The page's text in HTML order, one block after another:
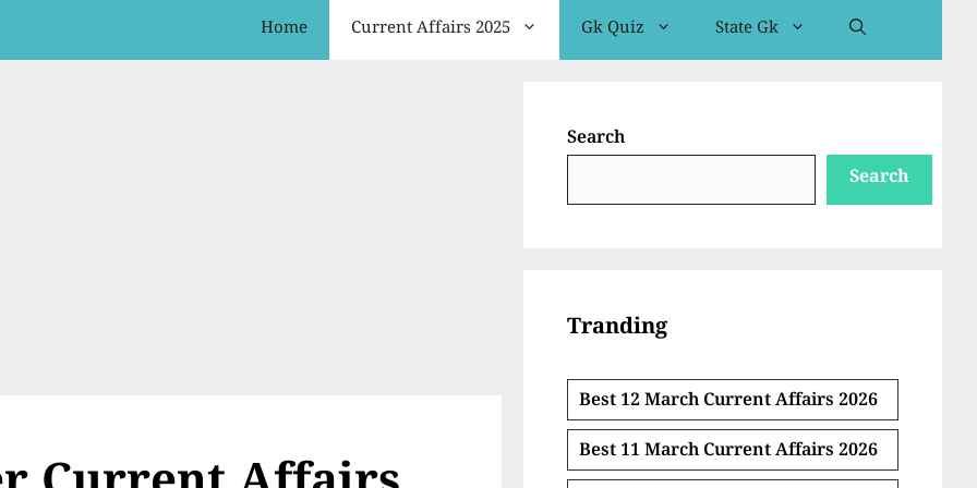
Home Current Affairs 2025 Gk Quiz State Gk
Search
Search
Tranding
Best 12 March Current Affairs 2026
Best 11 March Current Affairs 2026